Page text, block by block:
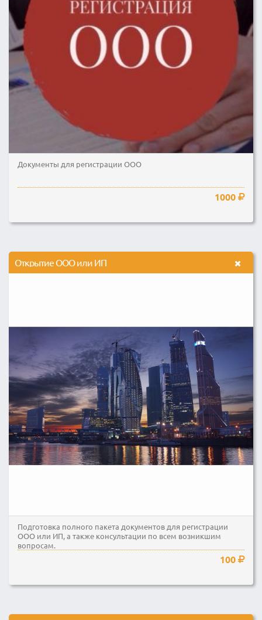
Документы для регистрации ООО
1000
Открытие ООО или ИП
Подготовка полного пакета документов для регистрации
ООО или ИП, а также консультации по всем возникшим
вопросам.
100